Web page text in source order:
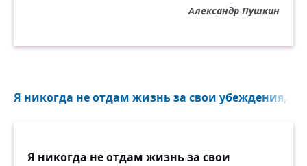
Александр Пушкин
Я никогда не отдам жизнь за свои убеждения,
Я никогда не отдам жизнь за свои